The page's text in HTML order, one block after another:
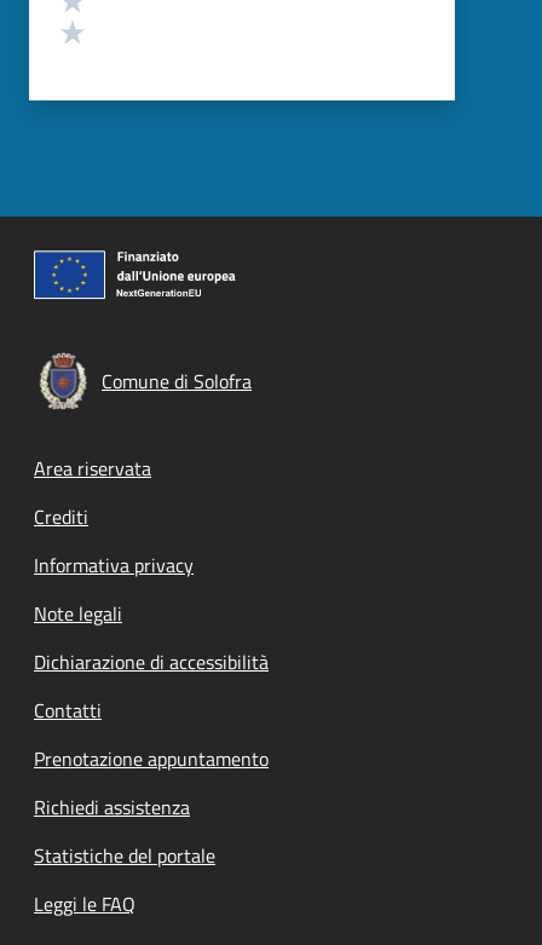
Comune di Solofra
Footer menu
Area riservata
Crediti
Informativa privacy
Note legali
Dichiarazione di accessibilità
Contatti
Prenotazione appuntamento
Richiedi assistenza
Statistiche del portale
Leggi le FAQ